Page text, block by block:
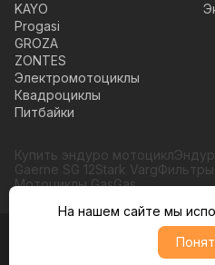
KAYO
Progasi
GROZA
ZONTES
Электромотоциклы
Квадроциклы
Питбайки
Купить эндуро мотоцикл
Gaerne SG 12Stark Varg
Мотоциклы GasGas
© Moto365, Все права
Политика обратботки
На нашем сайте мы